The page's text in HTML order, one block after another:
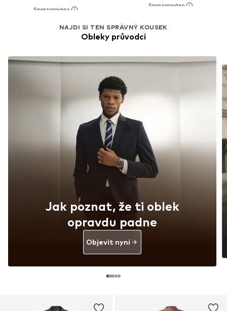
NAJDI SI TEN SPRÁVNÝ KOUSEK
Obleky průvodci
Jak poznat, že ti oblek
opravdu padne
Objevit nyní